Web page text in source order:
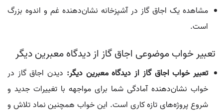
مشاهده یک اجاق گاز در آشپزخانه نشان‌دهنده غم و اندوه بزرگ
است.
تعبیر خواب موضوعی اجاق گاز از دیدگاه معبرین دیگر
تعبیر خواب اجاق گاز از دیدگاه معبرین دیگر: دیدن اجاق گاز در
خواب نشان‌دهنده آمادگی شما برای مواجهه با تغییرات جدید و
شروع پروژه‌های تازه کاری است. این خواب همچنین نماد تلاش و